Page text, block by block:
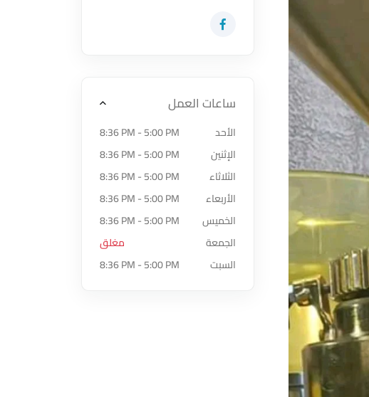
زيارة حساب المتجر على Facebook-f
ساعات العمل
الأحد
8:36 PM - 5:00 PM
الإثنين
8:36 PM - 5:00 PM
الثلاثاء
8:36 PM - 5:00 PM
الأربعاء
8:36 PM - 5:00 PM
الخميس
8:36 PM - 5:00 PM
الجمعة
مغلق
السبت
8:36 PM - 5:00 PM